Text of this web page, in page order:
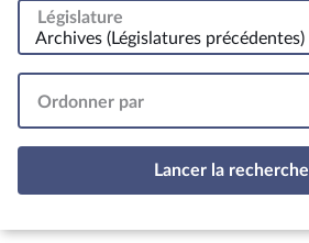
Législature
Archives (Législatures précédentes)
Ordonner par
Lancer la recherche